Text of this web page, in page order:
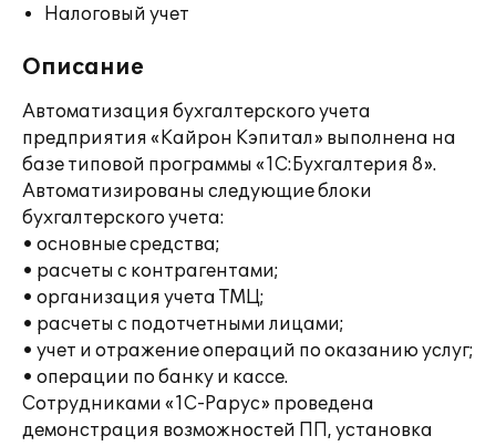
Налоговый учет
Описание
Автоматизация бухгалтерского учета
предприятия «Кайрон Кэпитал» выполнена на
базе типовой программы «1С:Бухгалтерия 8».
Автоматизированы следующие блоки
бухгалтерского учета:
• основные средства;
• расчеты с контрагентами;
• организация учета ТМЦ;
• расчеты с подотчетными лицами;
• учет и отражение операций по оказанию услуг;
• операции по банку и кассе.
Сотрудниками «1С-Рарус» проведена
демонстрация возможностей ПП, установка